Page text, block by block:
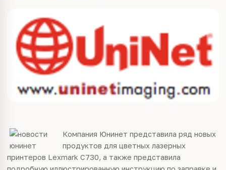
Компания Юнинет представила ряд новых
продуктов для цветных лазерных
принтеров Lexmark C730, а также представила